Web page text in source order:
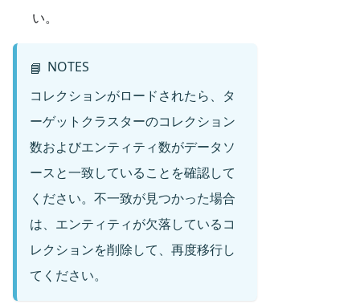
い。
📘 NOTES
コレクションがロードされたら、タ
ーゲットクラスターのコレクション
数およびエンティティ数がデータソ
ースと一致していることを確認して
ください。不一致が見つかった場合
は、エンティティが欠落しているコ
レクションを削除して、再度移行し
てください。